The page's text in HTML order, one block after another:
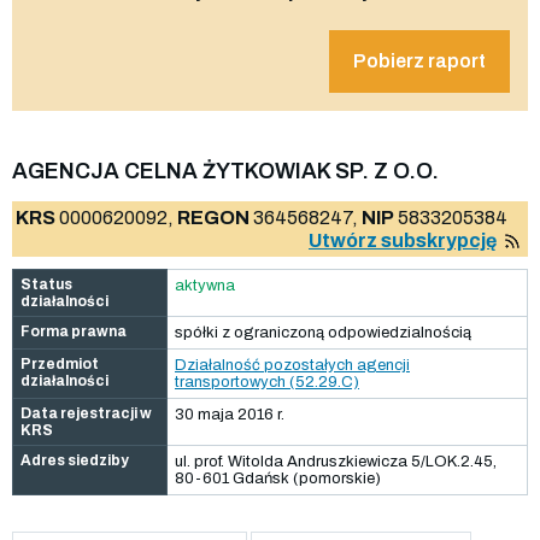
Pobierz raport
AGENCJA CELNA ŻYTKOWIAK SP. Z O.O.
KRS0000620092, REGON 364568247, NIP5833205384
Utwórz subskrypcję
Status
działalności
aktywna
Forma prawna
spółki z ograniczoną odpowiedzialnością
Przedmiot
działalności
Działalność pozostałych agencji
transportowych (52.29.C)
Data rejestracji w
KRS
30 maja 2016 r.
Adres siedziby
ul. prof. Witolda Andruszkiewicza 5/LOK.2.45,
80-601 Gdańsk (pomorskie)